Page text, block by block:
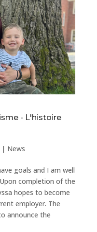
- L'histoire
| News
goals and I am well
completion of the
hopes to become
employer. The
announce the